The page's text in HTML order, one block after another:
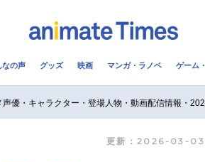
2.5次元
なの声 グッズ 映画 マンガ・ラノベ ゲーム
優・キャラクター・登場人物・動画配信情報・
更新：2026-03-03